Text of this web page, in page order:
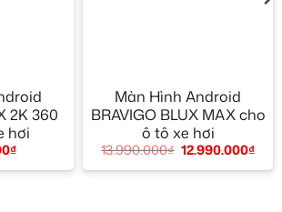
2K 360
hơi
₫
Màn Hình Android
BRAVIGO BLUX MAX cho
ô tô xe hơi
13.990.000₫ 12.990.000₫